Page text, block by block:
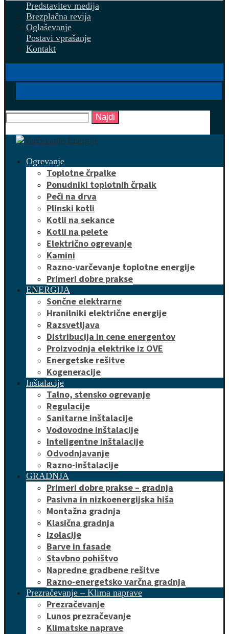
Predstavitev medija
Brezplačna revija
Oglaševanje
Postavi vprašanje
Kontakt
Najdi
Ogrevanje
Toplotne črpalke
Ponudniki toplotnih črpalk
Peči na drva
Plinski kotli
Kotli na sekance
Kotli na pelete
Električno ogrevanje
Kamini
Razno-varčevanje toplotne energije
Primeri dobre prakse
ENERGIJA
Sončne elektrarne
Hranilniki električne energije
Razsvetljava
Distribucija in cene energentov
Proizvodnja elektrike iz OVE
Energetske rešitve
Kogeneracije
Inštalacije
Talno, stensko ogrevanje
Regulacije
Sanitarne inštalacije
Vodovodne inštalacije
Inteligentne inštalacije
Odvodnjavanje
Razno-inštalacije
GRADNJA
Primeri dobre prakse – gradnja
Pasivna in nizkoenergijska hiša
Montažna gradnja
Klasična gradnja
Izolacije
Barve in fasade
Stavbno pohištvo
Napredne gradbene rešitve
Razno-energetsko varčna gradnja
Prezračevanje – Klima naprave
Prezračevanje
Lunos prezračevanje
Klimatske naprave